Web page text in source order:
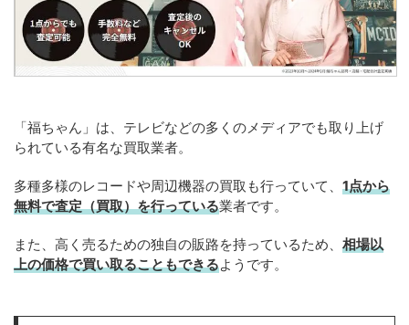
「福ちゃん」は、テレビなどの多くのメディアでも取り上げ
られている有名な買取業者。
多種多様のレコードや周辺機器の買取も行っていて、 1点から
無料で査定（買取）を行っている業者です。
また、高く売るための独自の販路を持っているため、 相場以
上の価格で買い取ることもできるようです。